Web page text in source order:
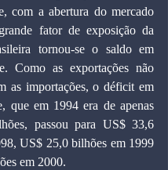
com a abertura do mercado
fator de exposição da
tornou-se o saldo em
Como as exportações não
as importações, o déficit em
que em 1994 era de apenas
passou para US$ 33,6
US$ 25,0 bilhões em 1999
em 2000.